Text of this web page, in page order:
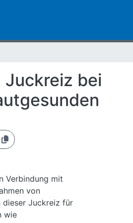
bei
Verbindung mit
von
dieser Juckreiz für
wie